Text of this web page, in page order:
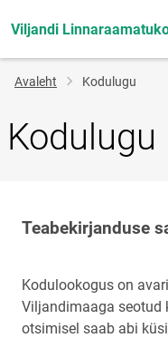
Viljandi
Jälglink
Avaleht Kodulugu
Kodulugu
Teabekirjanduse
Kodulookogus on
Viljandimaaga seotud
otsimisel saab abi